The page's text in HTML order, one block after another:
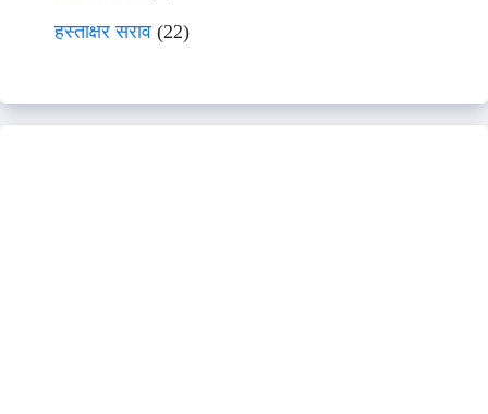
हस्ताक्षर सराव (22)